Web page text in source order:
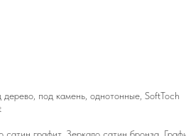
под камень, однотонные, SoftToch